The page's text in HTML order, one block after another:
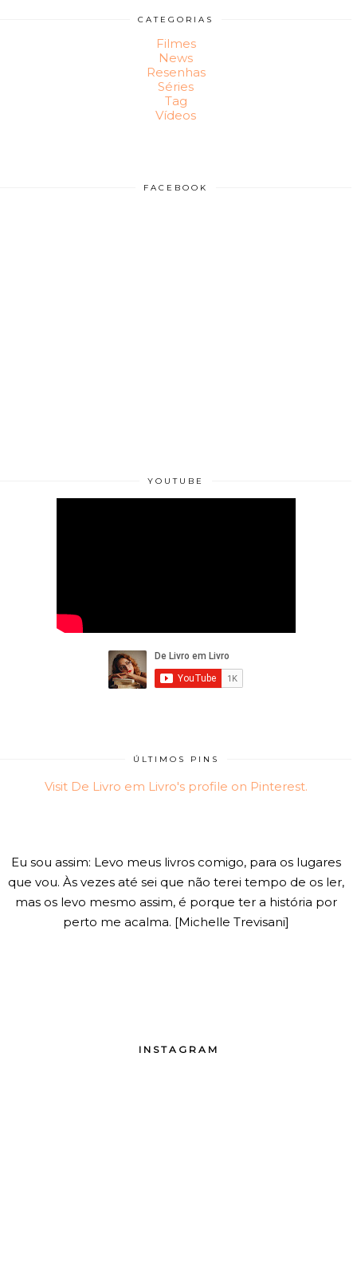
CATEGORIAS
Filmes
News
Resenhas
Séries
Tag
Vídeos
FACEBOOK
YOUTUBE
ÚLTIMOS PINS
Visit De Livro em Livro's profile on Pinterest.
Eu sou assim: Levo meus livros comigo, para os lugares
que vou. Às vezes até sei que não terei tempo de os ler,
mas os levo mesmo assim, é porque ter a história por
perto me acalma. [Michelle Trevisani]
INSTAGRAM